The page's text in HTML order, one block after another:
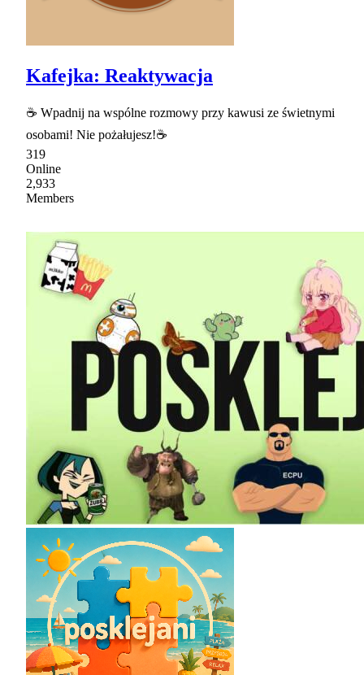
Kafejka: Reaktywacja
☕ Wpadnij na wspólne rozmowy przy kawusi ze świetnymi
osobami! Nie pożałujesz!☕
319
Online
2,933
Members